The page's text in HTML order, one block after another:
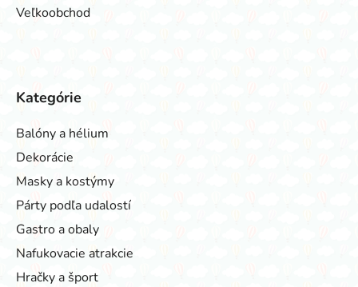
Veľkoobchod
Kategórie
Balóny a hélium
Dekorácie
Masky a kostýmy
Párty podľa udalostí
Gastro a obaly
Nafukovacie atrakcie
Hračky a šport